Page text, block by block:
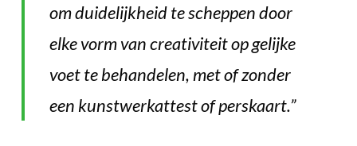
om duidelijkheid te scheppen door
elke vorm van creativiteit op gelijke
voet te behandelen, met of zonder
een kunstwerkattest of perskaart.”